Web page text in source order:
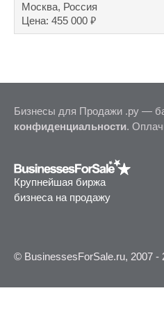
Москва, Россия
Цена: 455 000 ₽
Бизнесы для Продажи .ру —
конфиденциальности.
Крупнейшая биржа
бизнеса на продажу
© BusinessesForSale.ru, 2007 -